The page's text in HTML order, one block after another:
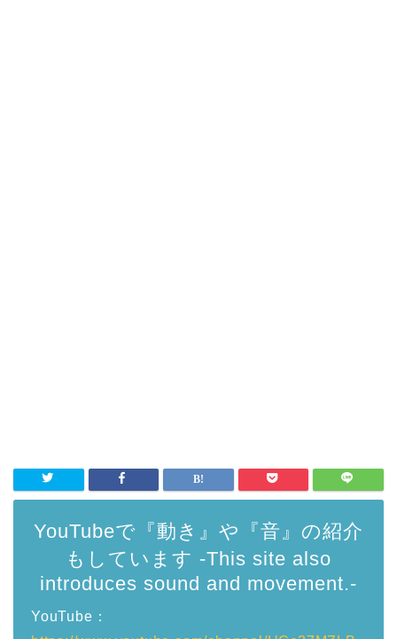
YouTubeで『動き』や『音』の紹介
もしています -This site also
introduces sound and movement.-
YouTube：